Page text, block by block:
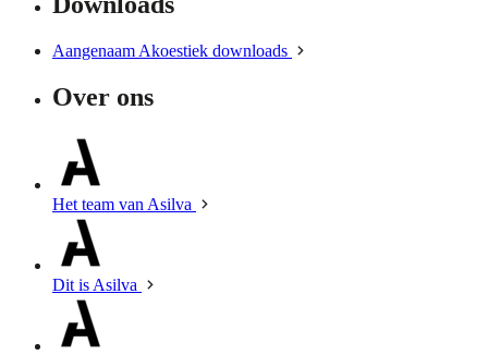
Aangenaam Akoestiek downloads
Over ons
Het team van Asilva
Dit is Asilva